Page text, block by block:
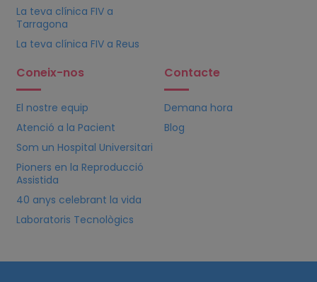
La teva clínica FIVa
Tarragona
La teva clínica FIVa Reus
Coneix-nos
El nostre equip
Atenció a la Pacient
Som un Hospital Universitari
Pioners en la Reproducció
Assistida
40 anys celebrant la vida
Laboratoris Tecnològics
Contacte
Demana hora
Blog